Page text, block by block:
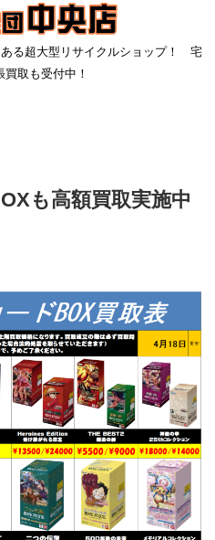
る超大型リサイクルショップ！ 宅
取も受付中！
も高額買取実施中